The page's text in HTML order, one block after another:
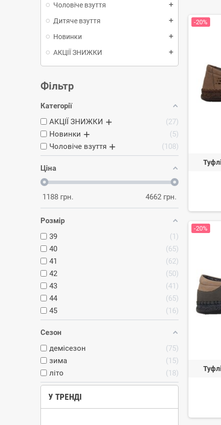
Чоловіче взуття add
Дитяче взуття add
Новинки add
АКЦІЇ ЗНИЖКИ add
Фільтр
Категорії
АКЦІЇ ЗНИЖКИ
27
Новинки
5
Чоловіче взуття
108
Ціна
1188 грн. 4662 грн.
Розмір
39
1
40
65
41
62
42
50
43
41
44
65
45
16
Сезон
демісезон
75
зима
15
літо
18
У ТРЕНДІ
-20%
-20%